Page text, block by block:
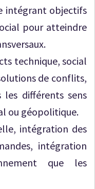
objectifs
pour atteindre
technique, social
de conflits,
les différents sens
ou géopolitique.
intégration des
intégration
que les